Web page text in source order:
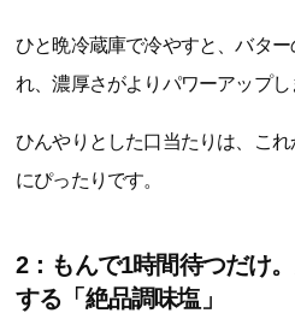
ひと晩冷蔵庫で冷やすと、バタ
れ、濃厚さがよりパワーアップし
ひんやりとした口当たりは、こ
にぴったりです。
2：もんで1時間待つだけ
する「絶品調味塩」